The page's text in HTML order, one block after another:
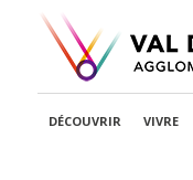
DÉCOUVRIR VIVRE